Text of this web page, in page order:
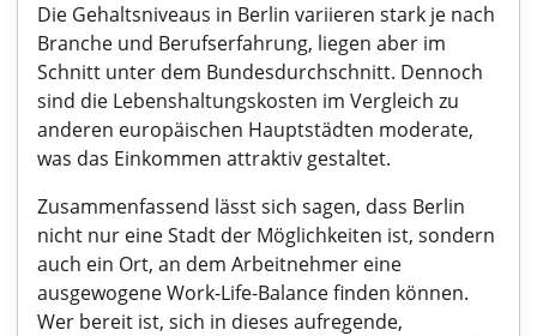
Die Gehaltsniveaus in Berlin variieren stark je nach
Branche und Berufserfahrung, liegen aber im
Schnitt unter dem Bundesdurchschnitt. Dennoch
sind die Lebenshaltungskosten im Vergleich zu
anderen europäischen Hauptstädten moderate,
was das Einkommen attraktiv gestaltet.
Zusammenfassend lässt sich sagen, dass Berlin
nicht nur eine Stadt der Möglichkeiten ist, sondern
auch ein Ort, an dem Arbeitnehmer eine
ausgewogene Work-Life-Balance finden können.
Wer bereit ist, sich in dieses aufregende,